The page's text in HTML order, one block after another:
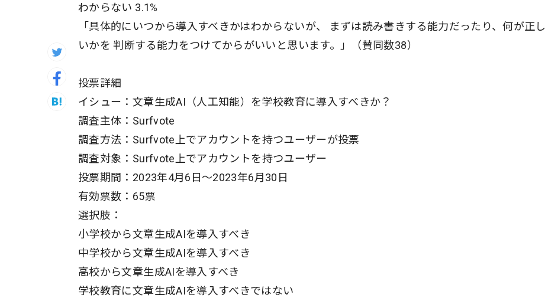
わからない 3.1%
「具体的にいつから導入すべきかはわからないが、 まずは読み書きする能力だったり、何が正し
いかを 判断する能力をつけてからがいいと思います。」（賛同数38）
投票詳細
イシュー：文章生成AI（人工知能）を学校教育に導入すべきか？
調査主体：Surfvote
調査方法：Surfvote上でアカウントを持つユーザーが投票
調査対象：Surfvote上でアカウントを持つユーザー
投票期間：2023年4月6日〜2023年6月30日
有効票数：65票
選択肢：
小学校から文章生成AIを導入すべき
中学校から文章生成AIを導入すべき
高校から文章生成AIを導入すべき
学校教育に文章生成AIを導入すべきではない